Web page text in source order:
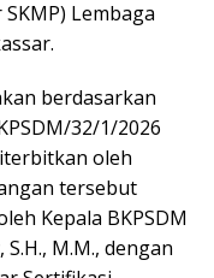
Lembaga
berdasarkan
32/1/2026
oleh
tersebut
Kepala BKPSDM
M.M., dengan